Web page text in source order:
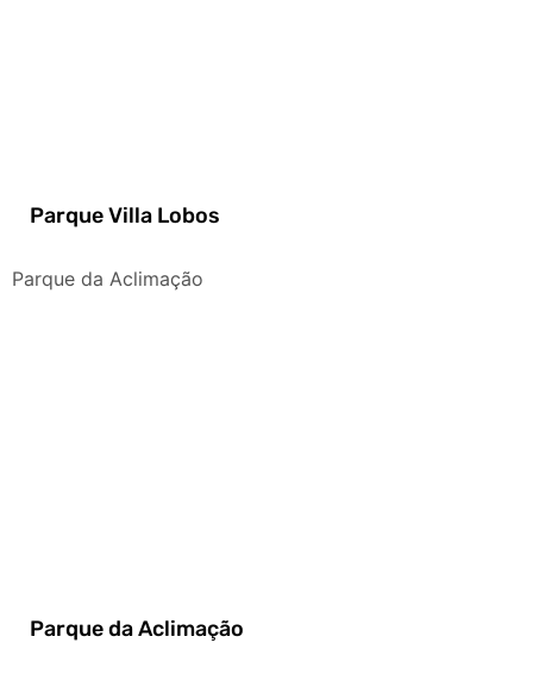
Parque Villa Lobos
Parque da Aclimação
Parque da Aclimação